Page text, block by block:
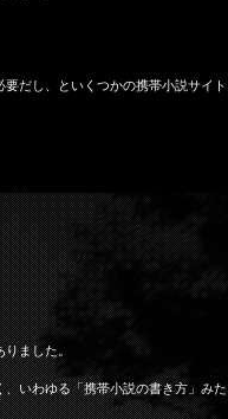
だし、といくつかの携帯小説サイト
ました。
いわゆる「携帯小説の書き方」みた